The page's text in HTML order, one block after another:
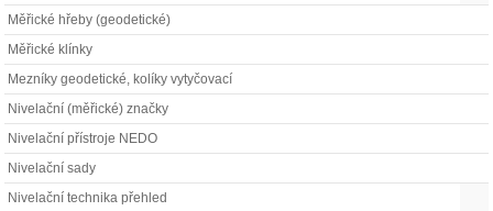
Měřické hřeby (geodetické)
Měřické klínky
Mezníky geodetické, kolíky vytyčovací
Nivelační (měřické) značky
Nivelační přístroje NEDO
Nivelační sady
Nivelační technika přehled